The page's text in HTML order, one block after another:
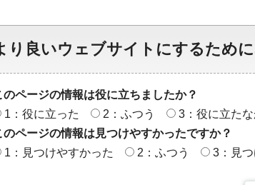
り良いウェブサイトにするため
のページの情報は役に立ちましたか？
1：役に立った
2：ふつう
3：役に立た
のページの情報は見つけやすかったですか？
1：見つけやすかった
2：ふつう 3：見